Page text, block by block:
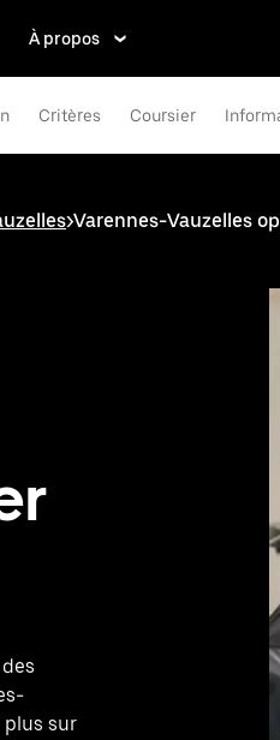
À propos
Critères Coursier
>Varennes-Vauzelles
plus sur